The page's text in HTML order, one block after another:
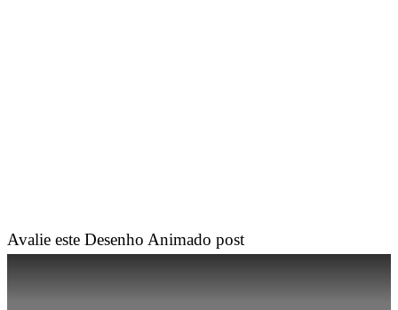
Avalie este Desenho Animado post